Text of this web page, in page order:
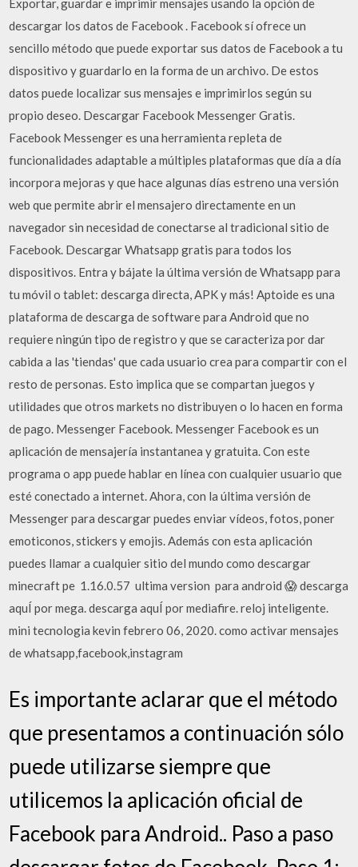
Exportar, guardar e imprimir mensajes usando la opción de
descargar los datos de Facebook . Facebook sí ofrece un
sencillo método que puede exportar sus datos de Facebook a tu
dispositivo y guardarlo en la forma de un archivo. De estos
datos puede localizar sus mensajes e imprimirlos según su
propio deseo. Descargar Facebook Messenger Gratis.
Facebook Messenger es una herramienta repleta de
funcionalidades adaptable a múltiples plataformas que día a día
incorpora mejoras y que hace algunas días estreno una versión
web que permite abrir el mensajero directamente en un
navegador sin necesidad de conectarse al tradicional sitio de
Facebook. Descargar Whatsapp gratis para todos los
dispositivos. Entra y bájate la última versión de Whatsapp para
tu móvil o tablet: descarga directa, APK y más! Aptoide es una
plataforma de descarga de software para Android que no
requiere ningún tipo de registro y que se caracteriza por dar
cabida a las 'tiendas' que cada usuario crea para compartir con el
resto de personas. Esto implica que se compartan juegos y
utilidades que otros markets no distribuyen o lo hacen en forma
de pago. Messenger Facebook. Messenger Facebook es un
aplicación de mensajería instantanea y gratuita. Con este
programa o app puede hablar en línea con cualquier usuario que
esté conectado a internet. Ahora, con la última versión de
Messenger para descargar puedes enviar vídeos, fotos, poner
emoticonos, stickers y emojis. Además con esta aplicación
puedes llamar a cualquier sitio del mundo como descargar
minecraft pe ️ 1.16.0.57 ️ ultima version ️ para android 😱 descarga
aquÍ por mega. descarga aquÍ por mediafire. reloj inteligente.
mini tecnologia kevin febrero 06, 2020. como activar mensajes
de whatsapp,facebook,instagram
Es importante aclarar que el método
que presentamos a continuación sólo
puede utilizarse siempre que
utilicemos la aplicación oficial de
Facebook para Android.. Paso a paso